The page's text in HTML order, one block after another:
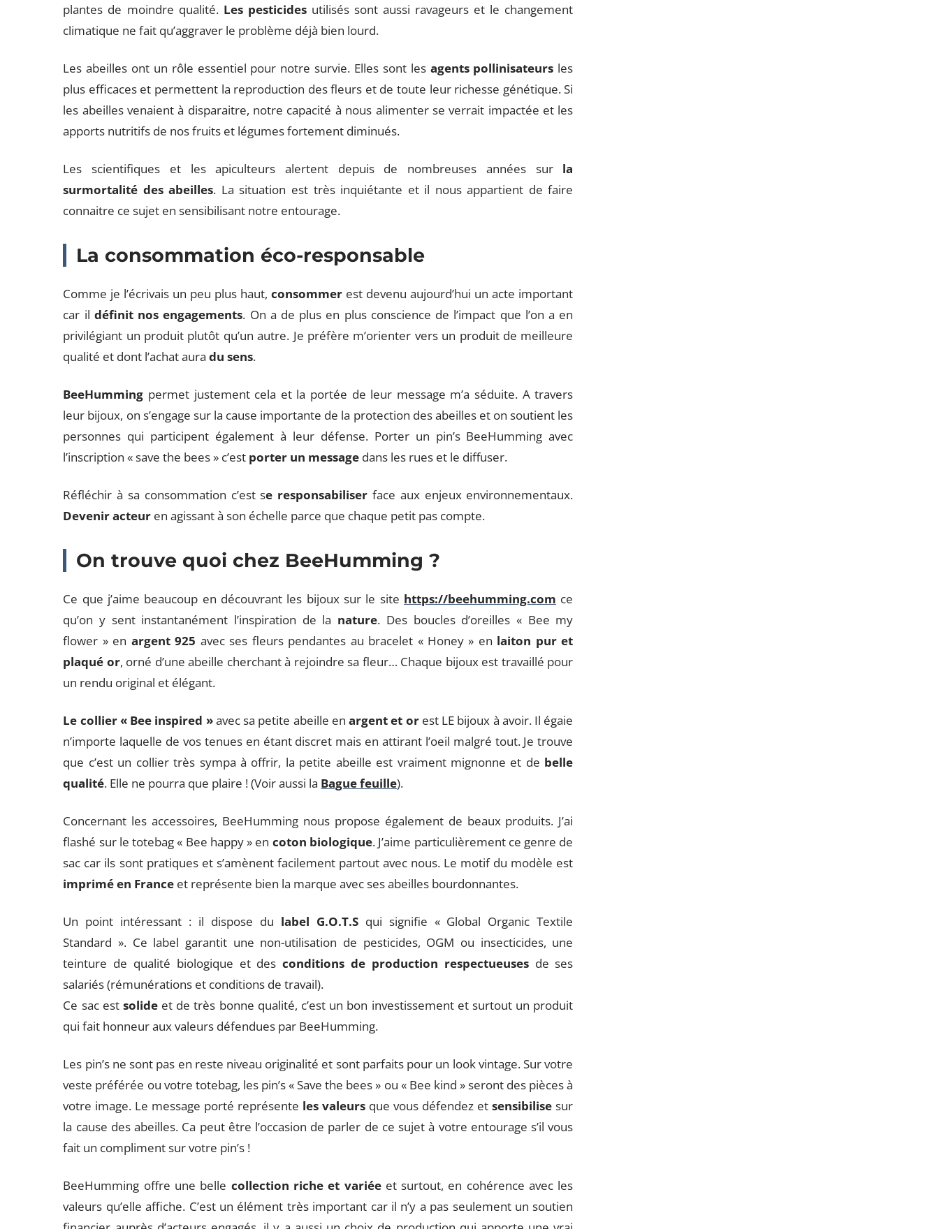
plantes de moindre qualité. Les pesticidesutilisés sont aussi ravageurs et le changement
climatique ne fait qu’aggraver le problème déjà bien lourd.
Les abeilles ont un rôle essentiel pour notre survie. Elles sont les agents pollinisateurs les
plus efficaces et permettent la reproduction des fleurs et de toute leur richesse génétique. Si
les abeilles venaient à disparaitre, notre capacité à nous alimenter se verrait impactée et les
apports nutritifs de nos fruits et légumes fortement diminués.
Les scientifiques et les apiculteurs alertent depuis de nombreuses années surla
surmortalité des abeilles. La situation est très inquiétante et il nous appartient de faire
connaitre ce sujet en sensibilisant notre entourage.
La consommation éco-responsable
Comme je l’écrivais un peu plus haut,consommer est devenu aujourd’hui un acte important
car il définit nos engagements. On a de plus en plus conscience de l’impact que l’on a en
privilégiant un produit plutôt qu’un autre. Je préfère m’orienter vers un produit de meilleure
qualité et dont l’achat auradu sens.
BeeHumming permet justement cela et la portée de leur message m’a séduite. A travers
leur bijoux, on s’engage sur la cause importante de la protection des abeilles et on soutient les
personnes qui participent également à leur défense. Porter un pin’s BeeHumming avec
l’inscription « save the bees » c’est porter un message dans les rues et le diffuser.
Réfléchir à sa consommation c’est se responsabiliser face aux enjeux environnementaux.
Devenir acteur en agissant à son échelle parce que chaque petit pas compte.
On trouve quoi chez BeeHumming ?
Ce que j’aime beaucoup en découvrant les bijoux sur le site https://beehumming.com ce
qu’on y sent instantanément l’inspiration de la nature. Des boucles d’oreilles « Bee my
flower » en argent 925 avec ses fleurs pendantes au bracelet « Honey » en laiton pur et
plaqué or, orné d’une abeille cherchant à rejoindre sa fleur… Chaque bijoux est travaillé pour
un rendu original et élégant.
Le collier « Bee inspired »avec sa petite abeille enargent et orest LE bijoux à avoir. Il égaie
n’importe laquelle de vos tenues en étant discret mais en attirant l’oeil malgré tout. Je trouve
que c’est un collier très sympa à offrir, la petite abeille est vraiment mignonne et de belle
qualité. Elle ne pourra que plaire ! (Voir aussi la Bague feuille).
Concernant les accessoires, BeeHumming nous propose également de beaux produits. J’ai
flashé sur le totebag « Bee happy » en coton biologique. J’aime particulièrement ce genre de
sac car ils sont pratiques et s’amènent facilement partout avec nous. Le motif du modèle est
imprimé en France et représente bien la marque avec ses abeilles bourdonnantes.
Un point intéressant : il dispose du label G.O.T.Squi signifie « Global Organic Textile
Standard ». Ce label garantit une non-utilisation de pesticides, OGM ou insecticides, une
teinture de qualité biologique et desconditions de production respectueusesde ses
salariés (rémunérations et conditions de travail).
Ce sac est solideet de très bonne qualité, c’est un bon investissement et surtout un produit
qui fait honneur aux valeurs défendues par BeeHumming.
Les pin’s ne sont pas en reste niveau originalité et sont parfaits pour un look vintage. Sur votre
veste préférée ou votre totebag, les pin’s « Save the bees » ou « Bee kind » seront des pièces à
votre image. Le message porté représente les valeurs que vous défendez etsensibilise sur
la cause des abeilles. Ca peut être l’occasion de parler de ce sujet à votre entourage s’il vous
fait un compliment sur votre pin’s !
BeeHumming offre une belle collection riche et variéeet surtout, en cohérence avec les
valeurs qu’elle affiche. C’est un élément très important car il n’y a pas seulement un soutien